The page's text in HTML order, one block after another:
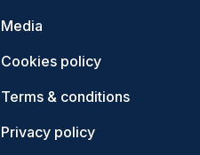
Media
Cookies policy
Terms & conditions
Privacy policy